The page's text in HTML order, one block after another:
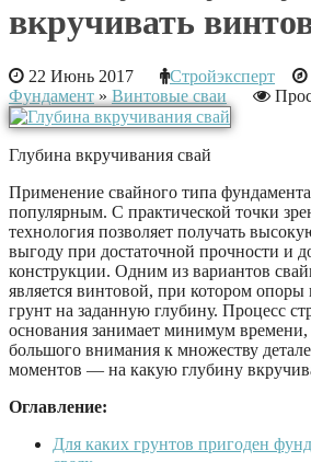
вкручивать
22 Июнь 2017 Стройэксперт
Фундамент » Винтовые сваи
Глубина вкручивания свай
Применение свайного типа фундамента
популярным. С практической точки
технология позволяет получать
выгоду при достаточной прочности и
конструкции. Одним из вариантов
является винтовой, при котором опоры
грунт на заданную глубину. Процесс
основания занимает минимум времени,
большого внимания к множеству
моментов — на какую глубину
Оглавление:
Для каких грунтов пригоден